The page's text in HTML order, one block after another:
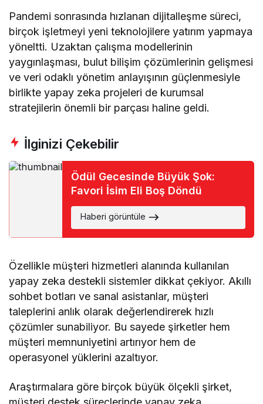
Pandemi sonrasında hızlanan dijitalleşme süreci,
birçok işletmeyi yeni teknolojilere yatırım yapmaya
yöneltti. Uzaktan çalışma modellerinin
yaygınlaşması, bulut bilişim çözümlerinin gelişmesi
ve veri odaklı yönetim anlayışının güçlenmesiyle
birlikte yapay zeka projeleri de kurumsal
stratejilerin önemli bir parçası haline geldi.
İlginizi Çekebilir
Ödül Gecesinde Büyük Şok:
Favori İsim Eli Boş Döndü
Haberi görüntüle
Özellikle müşteri hizmetleri alanında kullanılan
yapay zeka destekli sistemler dikkat çekiyor. Akıllı
sohbet botları ve sanal asistanlar, müşteri
taleplerini anlık olarak değerlendirerek hızlı
çözümler sunabiliyor. Bu sayede şirketler hem
müşteri memnuniyetini artırıyor hem de
operasyonel yüklerini azaltıyor.
Araştırmalara göre birçok büyük ölçekli şirket,